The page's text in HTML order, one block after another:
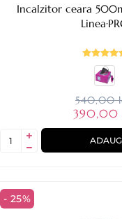
Incalzitor ceara
540,00
390,00
- 25%